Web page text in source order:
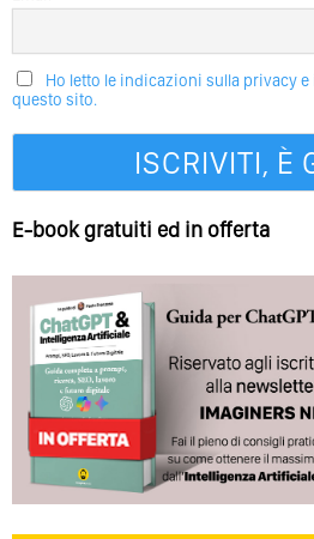
Ho letto le indicazioni sulla privacy
questo sito.
E-book gratuiti ed in offerta